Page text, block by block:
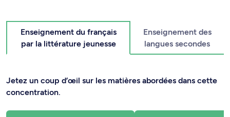
Enseignement du français
par la littérature jeunesse
Enseignement des
langues secondes
Jetez un coup d’œil sur les matières abordées dans cette
concentration.